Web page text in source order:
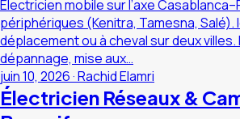
Électricien mobile sur l’axe
périphériques (Kenitra, Tamesna, Salé).
déplacement ou à cheval sur deux villes.
dépannage, mise aux…
juin 10, 2026·Rachid Elamri
Électricien Réseaux &